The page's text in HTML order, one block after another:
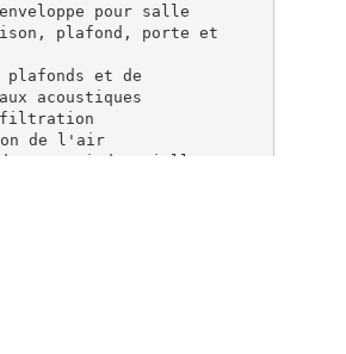
pour salle
plafond, porte et
plafonds et de
acoustiques
filtration
de l'air
des eaux industrielles,